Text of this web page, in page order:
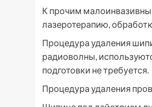
К прочим
лазеротерапию,
Процедура удаления
радиоволны,
подготовки не требуется.
Процедура удаления